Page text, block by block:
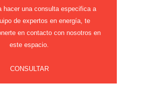
hacer una consulta especifica a
de expertos en energía, te
en contacto con nosotros en
este espacio.
CONSULTAR